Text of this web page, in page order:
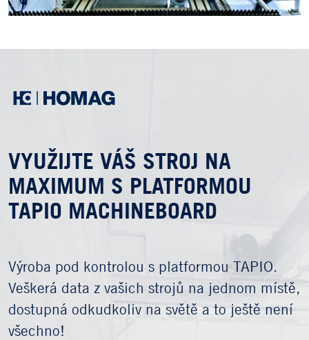
VYUŽIJTE VÁŠ STROJ NA
MAXIMUM S PLATFORMOU
TAPIO MACHINEBOARD
Výroba pod kontrolou s platformou TAPIO.
Veškerá data z vašich strojů na jednom místě,
dostupná odkudkoliv na světě a to ještě není
všechno!